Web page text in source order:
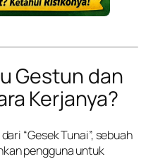
Gestun dan
Kerjanya?
“Gesek Tunai”, sebuah
pengguna untuk